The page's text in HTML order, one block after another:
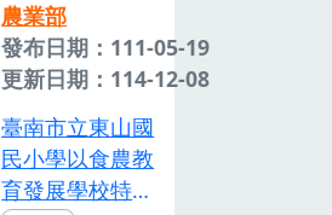
農業部
發布日期：111-05-19
更新日期：114-12-08
臺南市立東山國
民小學以食農教
育發展學校特色